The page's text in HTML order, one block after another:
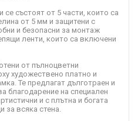
се състоят от 5 части, които са
от 5 мм и защитени с
и безопасни за монтаж
ленти, които са включени
от пълноцветни
художествено платно и
Те предлагат дълготраен и
благодарение на специален
и с плътна и богата
за всяка стена.